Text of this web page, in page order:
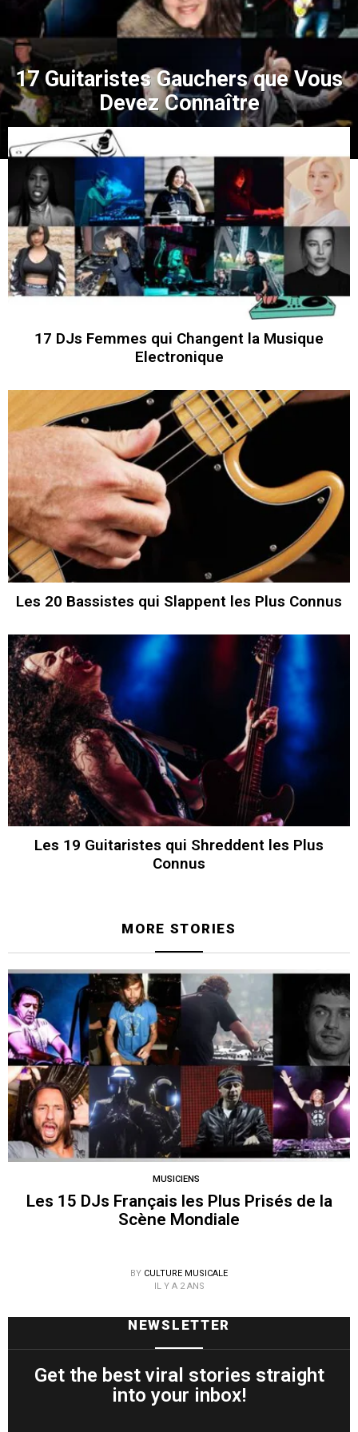
17 Guitaristes Gauchers que Vous
Devez Connaître
17 DJs Femmes qui Changent la Musique
Electronique
Les 20 Bassistes qui Slappent les Plus Connus
Les 19 Guitaristes qui Shreddent les Plus
Connus
MORE STORIES
MUSICIENS
Les 15 DJs Français les Plus Prisés de la
Scène Mondiale
BY CULTURE MUSICALE
IL Y A 2 ANS
NEWSLETTER
Get the best viral stories straight
into your inbox!